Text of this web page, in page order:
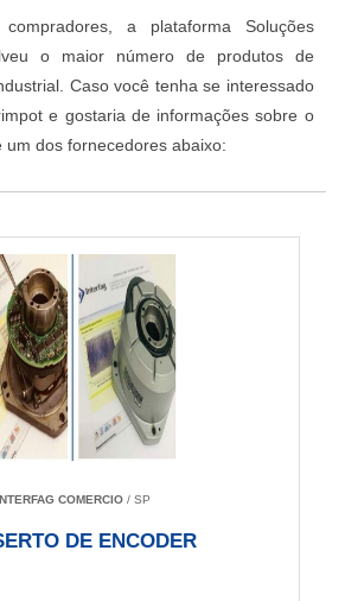
compradores, a plataforma Soluções
o maior número de produtos de
Caso você tenha se interessado
e gostaria de informações sobre o
um dos fornecedores abaixo:
COMERCIO/ SP
DE ENCODER